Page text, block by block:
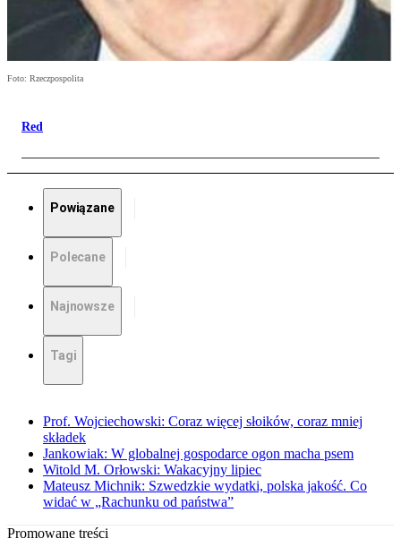
Foto: Rzeczpospolita
Red
Powiązane
Polecane
Najnowsze
Tagi
Prof. Wojciechowski: Coraz więcej słoików, coraz mniej
składek
Jankowiak: W globalnej gospodarce ogon macha psem
Witold M. Orłowski: Wakacyjny lipiec
Mateusz Michnik: Szwedzkie wydatki, polska jakość. Co
widać w „Rachunku od państwa”
Promowane treści